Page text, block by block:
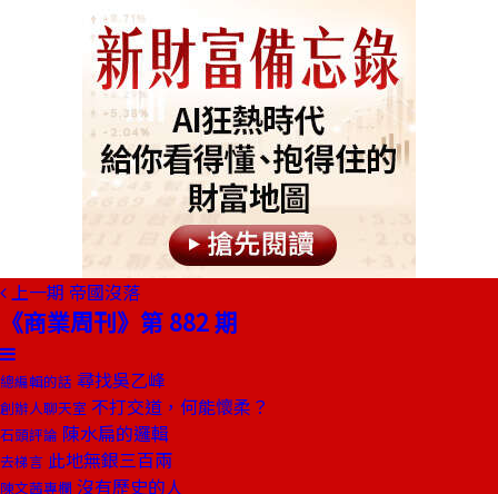
上一期 帝國沒落
《商業周刊》第 882 期
總編輯的話 尋找吳乙峰
創辦人聊天室 不打交道，何能懷柔？
石頭評論 陳水扁的邏輯
去梯言 此地無銀三百兩
陳文茜專欄 沒有歷史的人